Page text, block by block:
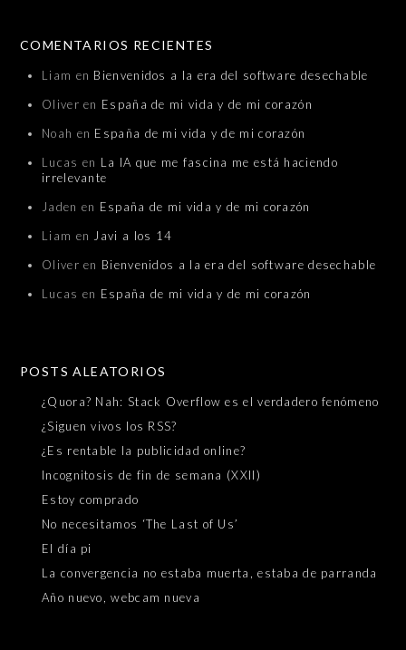
COMENTARIOS RECIENTES
Liam en Bienvenidos a la era del software desechable
Oliver en España de mi vida y de mi corazón
Noah en España de mi vida y de mi corazón
Lucas en La IA que me fascina me está haciendo
irrelevante
Jaden en España de mi vida y de mi corazón
Liam en Javi a los 14
Oliver en Bienvenidos a la era del software desechable
Lucas en España de mi vida y de mi corazón
POSTS ALEATORIOS
¿Quora? Nah: Stack Overflow es el verdadero fenómeno
¿Siguen vivos los RSS?
¿Es rentable la publicidad online?
Incognitosis de fin de semana (XXII)
Estoy comprado
No necesitamos ‘The Last of Us’
El día pi
La convergencia no estaba muerta, estaba de parranda
Año nuevo, webcam nueva